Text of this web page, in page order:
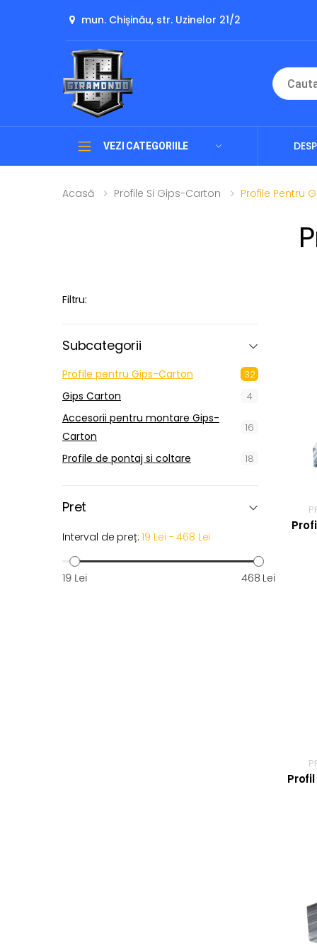
mun. Chișinău, str. Uzinelor 21/2
VEZI CATEGORIILE
Acasă Profile Si Gips-Carton Profile Pentru
Filtru:
Subcategorii
Profile pentru Gips-Carton 32
Gips Carton 4
Accesorii pentru montare Gips-
Carton
16
Profile de pontaj si coltare 18
Pret
Interval de preț:19 Lei - 468 Lei
19 Lei 468 Lei